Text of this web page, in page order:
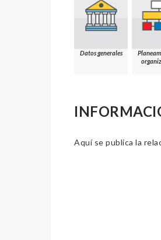
Datos generales
Aquí se publica la